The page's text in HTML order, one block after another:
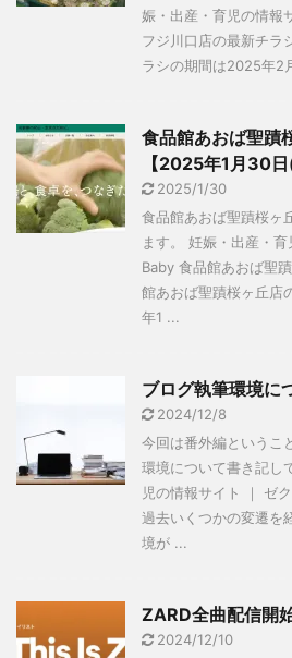
娠・出産・育児の情報
フジ川口店の最新チラ
ラシの期間は2025年2
食品館あおば聖蹟
【2025年1月30
2025/1/30
食品館あおば聖蹟桜ヶ
ます。 妊娠・出産・
Baby 食品館あおば聖
館あおば聖蹟桜ヶ丘店
年1 ...
ブログ執筆環境に
2024/12/8
今回は番外編というこ
環境について書き記し
児の情報サイト ｜ ゼ
過去いくつかの変遷を
境が ...
ZARD全曲配信開
2024/12/10